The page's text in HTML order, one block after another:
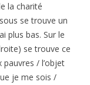
la charité
se trouve un
plus bas. Sur le
se trouve ce
pauvres / l’objet
je me sois /